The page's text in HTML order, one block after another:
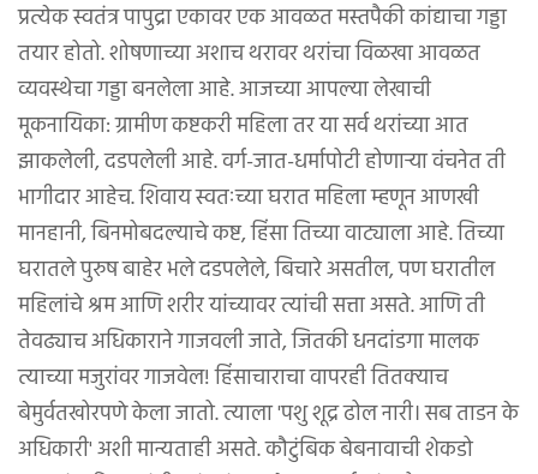
प्रत्येक स्वतंत्र पापुद्रा एकावर एक आवळत मस्तपैकी कांद्याचा गड्डा
तयार होतो. शोषणाच्या अशाच थरावर थरांचा विळखा आवळत
व्यवस्थेचा गड्डा बनलेला आहे. आजच्या आपल्या लेखाची
मूकनायिका: ग्रामीण कष्टकरी महिला तर या सर्व थरांच्या आत
झाकलेली, दडपलेली आहे. वर्ग-जात-धर्मापोटी होणाऱ्या वंचनेत ती
भागीदार आहेच. शिवाय स्वतःच्या घरात महिला म्हणून आणखी
मानहानी, बिनमोबदल्याचे कष्ट, हिंसा तिच्या वाट्याला आहे. तिच्या
घरातले पुरुष बाहेर भले दडपलेले, बिचारे असतील, पण घरातील
महिलांचे श्रम आणि शरीर यांच्यावर त्यांची सत्ता असते. आणि ती
तेवढ्याच अधिकाराने गाजवली जाते, जितकी धनदांडगा मालक
त्याच्या मजुरांवर गाजवेल! हिंसाचाराचा वापरही तितक्याच
बेमुर्वतखोरपणे केला जातो. त्याला 'पशु शूद्र ढोल नारी। सब ताडन के
अधिकारी' अशी मान्यताही असते. कौटुंबिक बेबनावाची शेकडो